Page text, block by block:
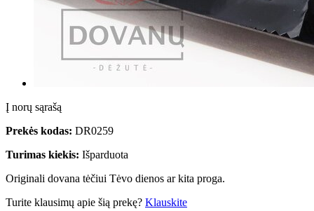
Į norų sąrašą
Prekės kodas: DR0259
Turimas kiekis: Išparduota
Originali dovana tėčiui Tėvo dienos ar kita proga.
Turite klausimų apie šią prekę? Klauskite